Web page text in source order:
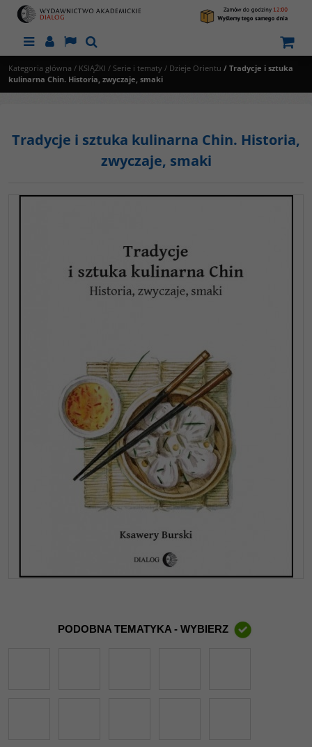
MenuPanelLangSzukaj
Kategoria główna / KSIĄŻKI / Serie i tematy / Dzieje Orientu / Tradycje i sztuka
kulinarna Chin. Historia, zwyczaje, smaki
Tradycje i sztuka kulinarna Chin. Historia,
zwyczaje, smaki
PODOBNA TEMATYKA - WYBIERZ